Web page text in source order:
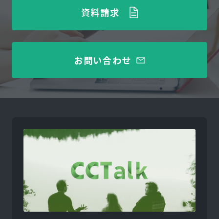
資料請求
お問い合わせ